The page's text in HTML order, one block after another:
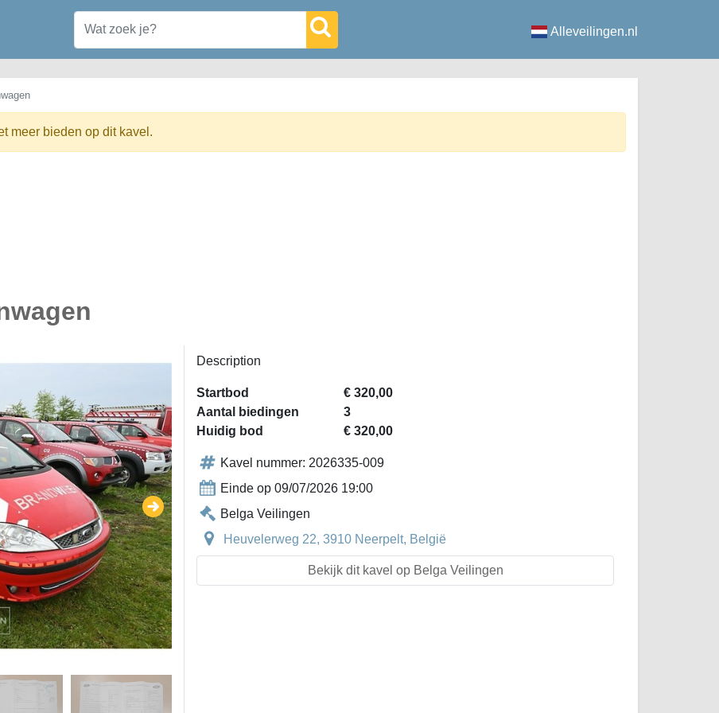
Alleveilingen.nl
meer bieden op dit kavel.
Description
Startbod
€ 320,00
Aantal biedingen
3
Huidig bod
€ 320,00
Kavel nummer: 2026335-009
Einde op 09/07/2026 19:00
Belga Veilingen
Heuvelerweg 22, 3910 Neerpelt, België
Bekijk dit kavel op Belga Veilingen